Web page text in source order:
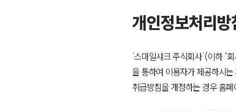
개인정보처리방
‘스마일샤크 주식회사’(이하 '
을 통하여 이용자가 제공하시
취급방침을 개정하는 경우 홈